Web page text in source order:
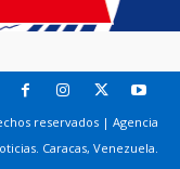
reservados | Agencia
Caracas, Venezuela.